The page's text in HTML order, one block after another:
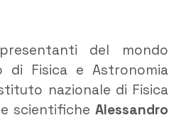
del mondo
di Fisica e Astronomia
nazionale di Fisica
scientifiche Alessandro